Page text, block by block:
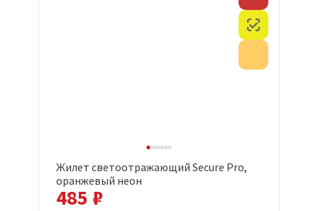
Жилет светоотражающий Secure Pro,
оранжевый неон
485 ₽